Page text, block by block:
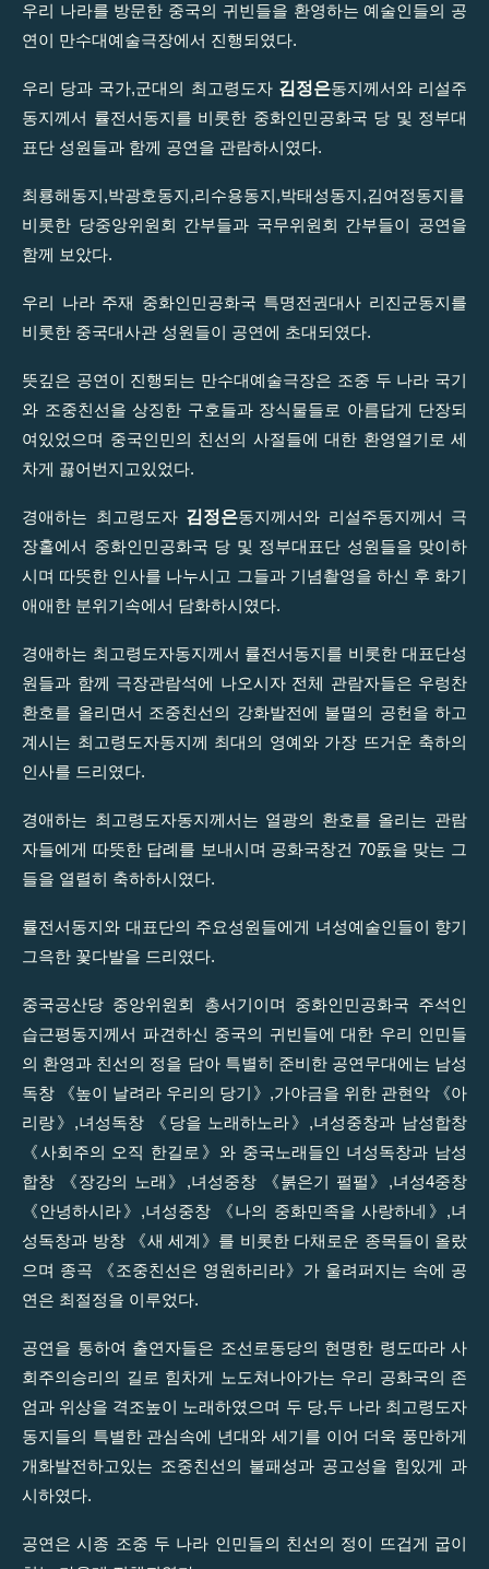
우리 나라를 방문한 중국의 귀빈들을 환영하는 예술인들의 공
연이 만수대예술극장에서 진행되였다.
우리 당과 국가,군대의 최고령도자 김정은동지께서와 리설주
동지께서 률전서동지를 비롯한 중화인민공화국 당 및 정부대
표단 성원들과 함께 공연을 관람하시였다.
최룡해동지,박광호동지,리수용동지,박태성동지,김여정동지를
비롯한 당중앙위원회 간부들과 국무위원회 간부들이 공연을
함께 보았다.
우리 나라 주재 중화인민공화국 특명전권대사 리진군동지를
비롯한 중국대사관 성원들이 공연에 초대되였다.
뜻깊은 공연이 진행되는 만수대예술극장은 조중 두 나라 국기
와 조중친선을 상징한 구호들과 장식물들로 아름답게 단장되
여있었으며 중국인민의 친선의 사절들에 대한 환영열기로 세
차게 끓어번지고있었다.
경애하는 최고령도자 김정은동지께서와 리설주동지께서 극
장홀에서 중화인민공화국 당 및 정부대표단 성원들을 맞이하
시며 따뜻한 인사를 나누시고 그들과 기념촬영을 하신 후 화기
애애한 분위기속에서 담화하시였다.
경애하는 최고령도자동지께서 률전서동지를 비롯한 대표단성
원들과 함께 극장관람석에 나오시자 전체 관람자들은 우렁찬
환호를 올리면서 조중친선의 강화발전에 불멸의 공헌을 하고
계시는 최고령도자동지께 최대의 영예와 가장 뜨거운 축하의
인사를 드리였다.
경애하는 최고령도자동지께서는 열광의 환호를 올리는 관람
자들에게 따뜻한 답례를 보내시며 공화국창건 70돐을 맞는 그
들을 열렬히 축하하시였다.
률전서동지와 대표단의 주요성원들에게 녀성예술인들이 향기
그윽한 꽃다발을 드리였다.
중국공산당 중앙위원회 총서기이며 중화인민공화국 주석인
습근평동지께서 파견하신 중국의 귀빈들에 대한 우리 인민들
의 환영과 친선의 정을 담아 특별히 준비한 공연무대에는 남성
독창 《높이 날려라 우리의 당기》,가야금을 위한 관현악 《아
리랑》,녀성독창 《당을 노래하노라》,녀성중창과 남성합창
《사회주의 오직 한길로》와 중국노래들인 녀성독창과 남성
합창 《장강의 노래》,녀성중창 《붉은기 펄펄》,녀성4중창
《안녕하시라》,녀성중창 《나의 중화민족을 사랑하네》,녀
성독창과 방창 《새 세계》를 비롯한 다채로운 종목들이 올랐
으며 종곡 《조중친선은 영원하리라》가 울려퍼지는 속에 공
연은 최절정을 이루었다.
공연을 통하여 출연자들은 조선로동당의 현명한 령도따라 사
회주의승리의 길로 힘차게 노도쳐나아가는 우리 공화국의 존
엄과 위상을 격조높이 노래하였으며 두 당,두 나라 최고령도자
동지들의 특별한 관심속에 년대와 세기를 이어 더욱 풍만하게
개화발전하고있는 조중친선의 불패성과 공고성을 힘있게 과
시하였다.
공연은 시종 조중 두 나라 인민들의 친선의 정이 뜨겁게 굽이